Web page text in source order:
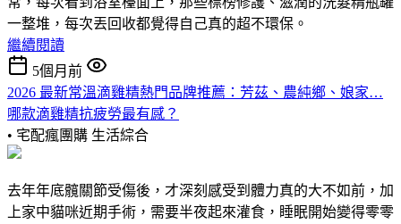
一整堆，每次丟回收都覺得自己真的超不環保。
繼續閱讀
5個月前
2026 最新常溫滴雞精熱門品牌推薦：芳茲、農純鄉、娘家…
哪款滴雞精抗疲勞最有感？
• 宅配瘋團購 生活綜合
去年年底髖關節受傷後，才深刻感受到體力真的大不如前，加
上家中貓咪近期手術，需要半夜起來灌食，睡眠開始變得零零